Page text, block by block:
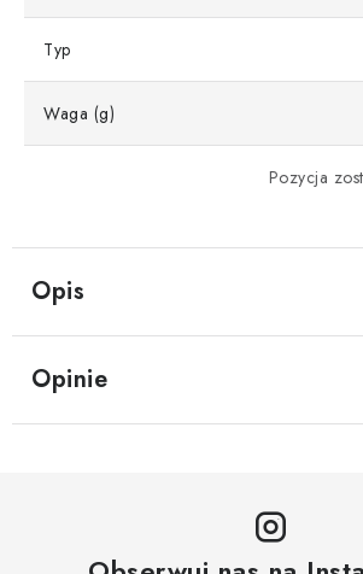
Opis
Typ
Waga (g)
Pozycja
Opinie